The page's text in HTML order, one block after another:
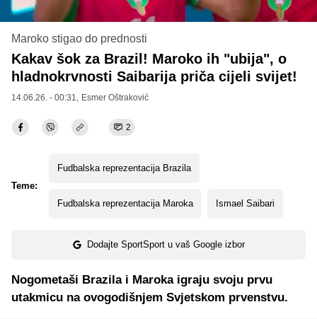
Maroko stigao do prednosti
Kakav šok za Brazil! Maroko ih "ubija", o
hladnokrvnosti Saibarija priča cijeli svijet!
14.06.26. - 00:31, Esmer Oštraković
2
Teme:
Fudbalska reprezentacija Brazila
Fudbalska reprezentacija Maroka Ismael Saibari
Dodajte SportSport u vaš Google izbor
Nogometaši Brazila i Maroka igraju svoju prvu
utakmicu na ovogodišnjem Svjetskom prvenstvu.